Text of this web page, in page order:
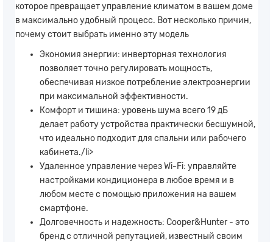
которое превращает управление климатом в вашем доме
в максимально удобный процесс. Вот несколько причин,
почему стоит выбрать именно эту модель
Экономия энергии: инверторная технология
позволяет точно регулировать мощность,
обеспечивая низкое потребление электроэнергии
при максимальной эффективности.
Комфорт и тишина: уровень шума всего 19 дБ
делает работу устройства практически бесшумной,
что идеально подходит для спальни или рабочего
кабинета./li>
Удаленное управление через Wi-Fi: управляйте
настройками кондиционера в любое время и в
любом месте с помощью приложения на вашем
смартфоне.
Долговечность и надежность: Cooper&Hunter - это
бренд с отличной репутацией, известный своим